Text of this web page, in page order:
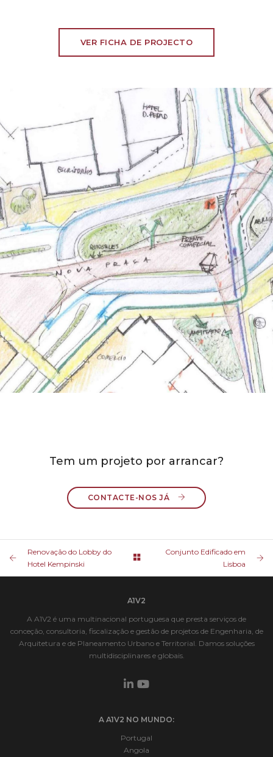
VER FICHA DE PROJECTO
Tem um projeto por arrancar?
CONTACTE-NOS JÁ
Renovação do Lobby do
Hotel Kempinski
Conjunto Edificado em
Lisboa
A1V2
A A1V2 é uma multinacional portuguesa que presta serviços de
conceção, consultoria, fiscalização e gestão de projetos de Engenharia, de
Arquitetura e de Planeamento Urbano e Territorial. Damos soluções
multidisciplinares e globais.
A A1V2 NO MUNDO:
Portugal
Angola